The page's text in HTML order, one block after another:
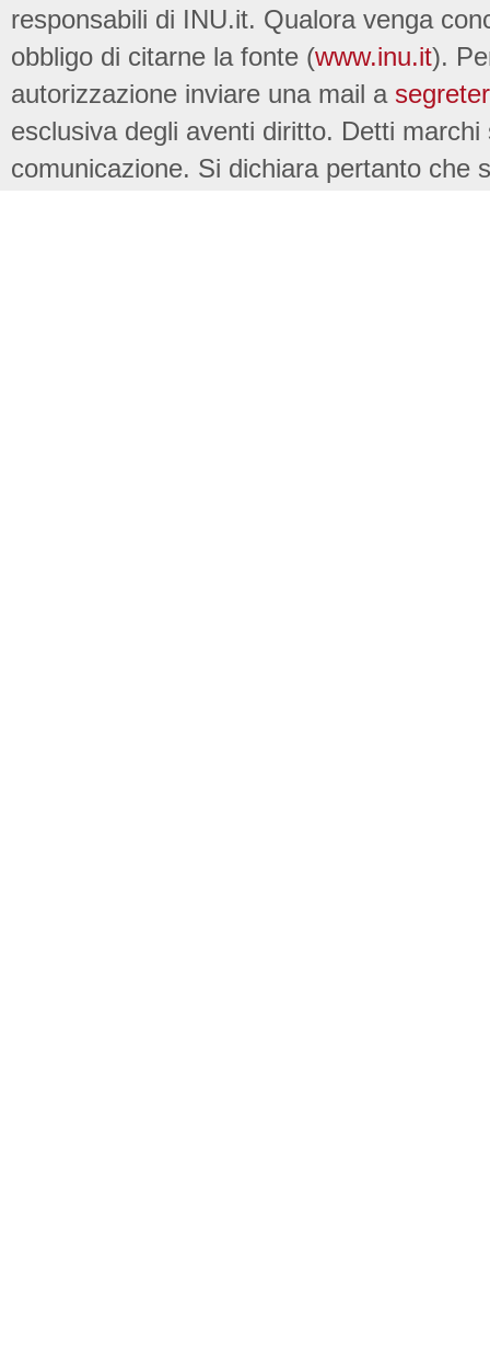
responsabili di INU.it. Qualora venga
obbligo di citarne la fonte (www.inu.it).
autorizzazione inviare una mail a
esclusiva degli aventi diritto. Detti
comunicazione. Si dichiara pertanto che